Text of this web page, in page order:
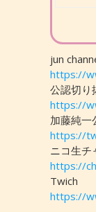
jun
https://
公認切り
https://
加藤純
https://
ニコ生チ
https://
Twich
https://